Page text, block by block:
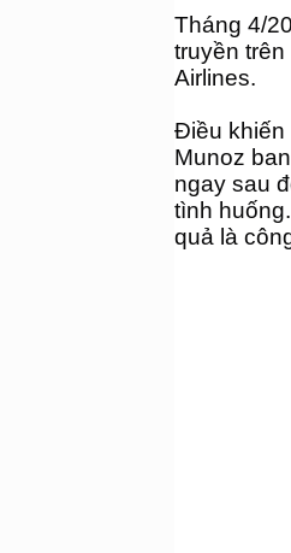
Tháng 4/
truyền
Airlines.
Điều khiến
Munoz
ngay sau
tình
quả là